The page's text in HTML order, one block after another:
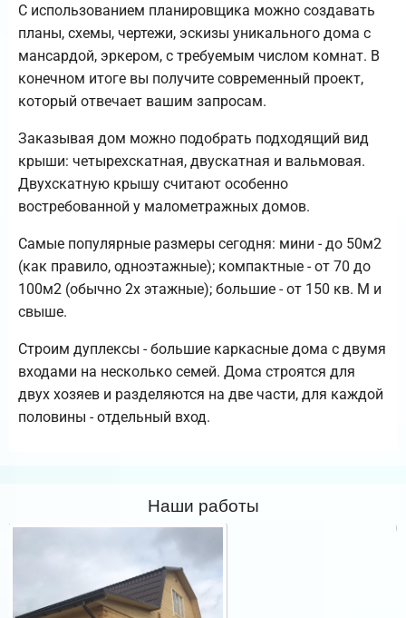
С использованием планировщика можно создавать
планы, схемы, чертежи, эскизы уникального дома с
мансардой, эркером, с требуемым числом комнат. В
конечном итоге вы получите современный проект,
который отвечает вашим запросам.
Заказывая дом можно подобрать подходящий вид
крыши: четырехскатная, двускатная и вальмовая.
Двухскатную крышу считают особенно
востребованной у малометражных домов.
Самые популярные размеры сегодня: мини - до 50м2
(как правило, одноэтажные); компактные - от 70 до
100м2 (обычно 2х этажные); большие - от 150 кв. М и
свыше.
Строим дуплексы - большие каркасные дома с двумя
входами на несколько семей. Дома строятся для
двух хозяев и разделяются на две части, для каждой
половины - отдельный вход.
Наши работы